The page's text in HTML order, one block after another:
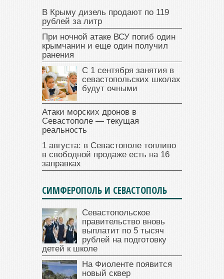
В Крыму дизель продают по 119
рублей за литр
При ночной атаке ВСУ погиб один
крымчанин и еще один получил
ранения
С 1 сентября занятия в
севастопольских школах
будут очными
Атаки морских дронов в
Севастополе — текущая
реальность
1 августа: в Севастополе топливо
в свободной продаже есть на 16
заправках
СИМФЕРОПОЛЬ И СЕВАСТОПОЛЬ
Севастопольское
правительство вновь
выплатит по 5 тысяч
рублей на подготовку
детей к школе
На Фиоленте появится
новый сквер